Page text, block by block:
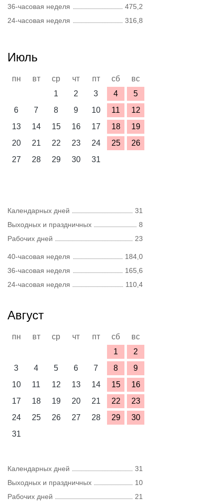
36-часовая неделя
475,2
24-часовая неделя
316,8
Июль
пн вт ср чт пт сб
вс
1
2 3 4
5
6
7 8 9 10 11
12
13
14 15 16 17 18
19
20
21 22 23 24 25
26
27
28 29 30 31
Календарных дней
31
Выходных и праздничных
8
Рабочих дней
23
40-часовая неделя
184,0
36-часовая неделя
165,6
24-часовая неделя
110,4
Август
пн вт ср чт пт сб
вс
1
2
3
4 5 6 7 8
9
10
11 12 13 14 15
16
17
18 19 20 21 22
23
24
25 26 27 28 29
30
31
Календарных дней
31
Выходных и праздничных
10
Рабочих дней
21